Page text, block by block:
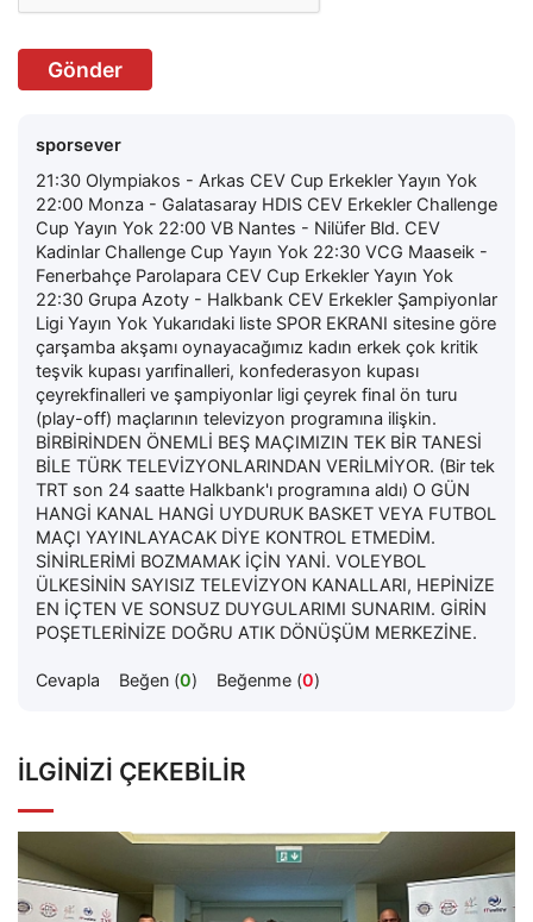
Gönder
sporsever
21:30 Olympiakos - Arkas CEV Cup Erkekler Yayın Yok
22:00 Monza - Galatasaray HDIS CEV Erkekler Challenge
Cup Yayın Yok 22:00 VB Nantes - Nilüfer Bld. CEV
Kadinlar Challenge Cup Yayın Yok 22:30 VCG Maaseik -
Fenerbahçe Parolapara CEV Cup Erkekler Yayın Yok
22:30 Grupa Azoty - Halkbank CEV Erkekler Şampiyonlar
Ligi Yayın Yok Yukarıdaki liste SPOR EKRANI sitesine göre
çarşamba akşamı oynayacağımız kadın erkek çok kritik
teşvik kupası yarıfinalleri, konfederasyon kupası
çeyrekfinalleri ve şampiyonlar ligi çeyrek final ön turu
(play-off) maçlarının televizyon programına ilişkin.
BİRBİRİNDEN ÖNEMLİ BEŞ MAÇIMIZIN TEK BİR TANESİ
BİLE TÜRK TELEVİZYONLARINDAN VERİLMİYOR. (Bir tek
TRT son 24 saatte Halkbank'ı programına aldı) O GÜN
HANGİ KANAL HANGİ UYDURUK BASKET VEYA FUTBOL
MAÇI YAYINLAYACAK DİYE KONTROL ETMEDİM.
SİNİRLERİMİ BOZMAMAK İÇİN YANİ. VOLEYBOL
ÜLKESİNİN SAYISIZ TELEVİZYON KANALLARI, HEPİNİZE
EN İÇTEN VE SONSUZ DUYGULARIMI SUNARIM. GİRİN
POŞETLERİNİZE DOĞRU ATIK DÖNÜŞÜM MERKEZİNE.
Cevapla Beğen (0) Beğenme (0)
İLGINIZI ÇEKEBILIR